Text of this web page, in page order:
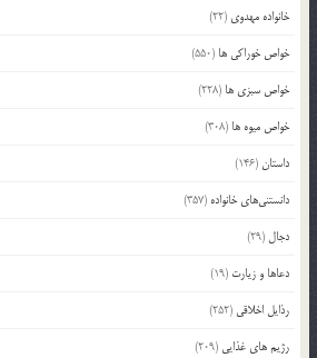
خانواده مهدوی (22)
خواص خوراکی ها (550)
خواص سبزی ها (228)
خواص میوه ها (308)
داستان(146)
دانستنی‌های خانواده (357)
دجال (29)
دعاها و زیارت (19)
رذایل اخلاقی (252)
رژیم های غذایی (209)